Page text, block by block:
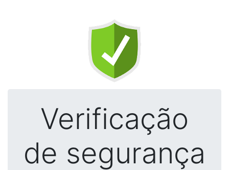
Verificação
de segurança